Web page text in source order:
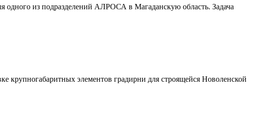
одного из подразделений АЛРОСА в Магаданскую область. Задача
крупногабаритных элементов градирни для строящейся Новоленской